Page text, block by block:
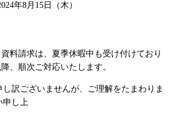
年8月15日（木）
料請求は、夏季休暇中も受け付けており
、順次ご対応いたします。
訳ございませんが、ご理解をたまわりま
申し上